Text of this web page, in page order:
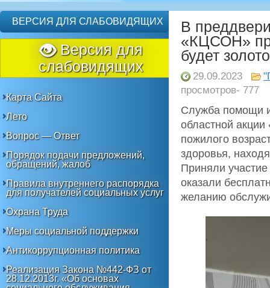
В
«КЦСОН»
будет
29.09.2023
просмотров- 777
Служба помощи
областной
пожилого
здоровья,
Приняли
оказали
желанию
ВЕРСИЯ ДЛЯ СЛАБОВИДЯЩИХ
Версия для
слабовидящих
Карта Сайта
Лето
Вопрос — Ответ
Порядок подачи предложений,
обращений, жалоб
Правила внутреннего распорядка
для получателей социальных услуг
Охрана Труда
Меры социальной поддержки
Антикоррупционная политика
Реализация Закона №442-ФЗ от
28.12.2013г. «Об основах